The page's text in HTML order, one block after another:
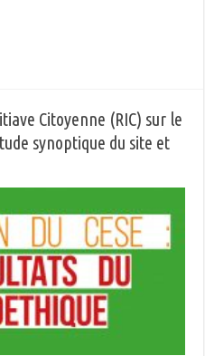
Citoyenne (RIC) sur le
synoptique du site et